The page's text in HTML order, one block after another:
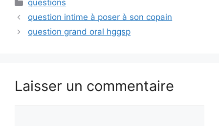
questions
question intime à poser à son copain
question grand oral hggsp
Laisser un commentaire